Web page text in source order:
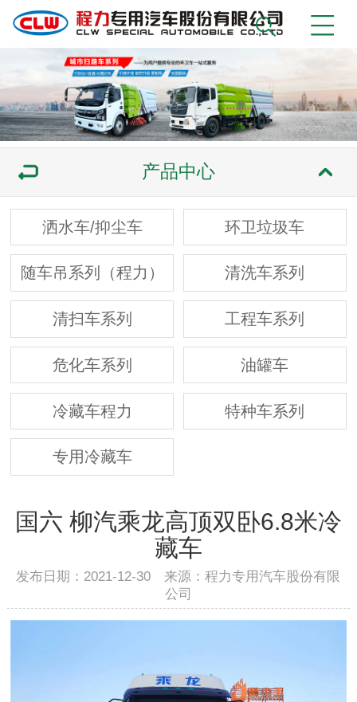
产品中心
洒水车/抑尘车 环卫垃圾车
随车吊系列（程力） 清洗车系列
清扫车系列 工程车系列
危化车系列 油罐车
冷藏车程力 特种车系列
专用冷藏车
国六 柳汽乘龙高顶双卧6.8米冷
藏车
发布日期：2021-12-30 来源：程力专用汽车股份有限
公司